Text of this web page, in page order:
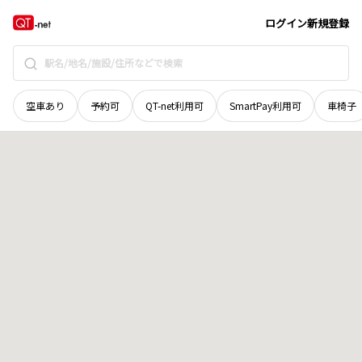
ログイン新規登録
空車あり 予約可 QT-net利用可 SmartPay利用可 車椅子
新潟県